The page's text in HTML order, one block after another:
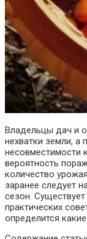
Владельцы дач и
нехватки земли,
несовместимости
вероятность
количество
заранее следует
сезон. Существует
практических
определится